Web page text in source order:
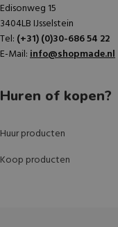
Edisonweg 15
3404LB IJsselstein
Tel: (+31) (0)30-686 54 22
E-Mail:info@shopmade.nl
Huren of kopen?
Huur producten
Koop producten